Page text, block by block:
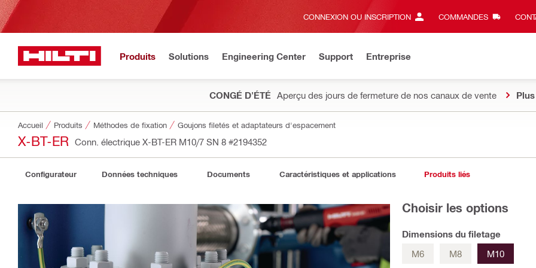
CONNEXION OU INSCRIPTION COMMANDES
Produits Solutions Engineering Center Support Entreprise
CONGÉ D'ÉTÉ Aperçu des jours de fermeture de nos canaux de vente
Accueil Produits Méthodes de fixation Goujons filetés et adaptateurs d'espacement
X-BT-ER Conn. électrique X-BT-ER M10/7 SN 8 #2194352
Configurateur Données techniques Documents Caractéristiques et applications Produits liés
Choisir les options
Dimensions du filetage
M6
M8 M10